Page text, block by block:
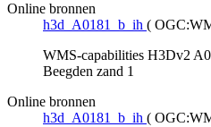
Online bronnen
h3d_A0181_b_ih (
WMS-capabilities H3Dv2
Beegden zand 1
Online bronnen
h3d_A0181_b_ih (